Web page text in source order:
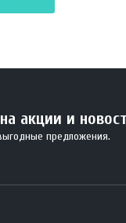
акции и
предложения.